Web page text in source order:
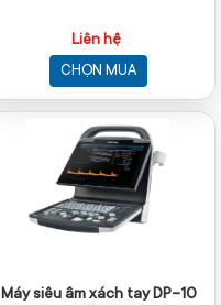
Liên hệ
CHỌN MUA
Máy siêu âm xách tay DP-10